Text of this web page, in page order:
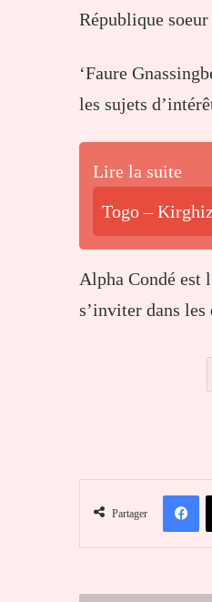
République
‘Faure
les sujets
Lire la suite
Togo –
Alpha Condé est
s’inviter dans les
Partager